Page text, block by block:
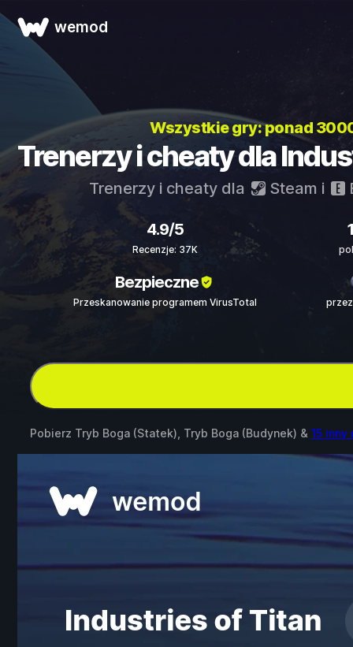
wemod
Wszystkie gry: ponad
Trenerzy i cheaty dla
Trenerzy i cheaty dla Steam i
4.9/5
Recenzje: 37K
Bezpieczne
Przeskanowanie programem VirusTotal
Pobierz Tryb Boga (Statek), Tryb Boga (Budynek) & 15 inny